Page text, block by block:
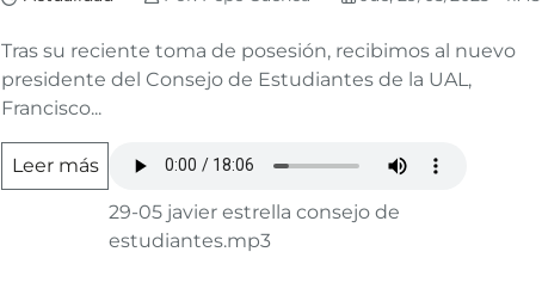
Tras su reciente toma de posesión, recibimos al nuevo
presidente del Consejo de Estudiantes de la UAL,
Francisco...
Leer más
29-05 javier estrella consejo de
estudiantes.mp3